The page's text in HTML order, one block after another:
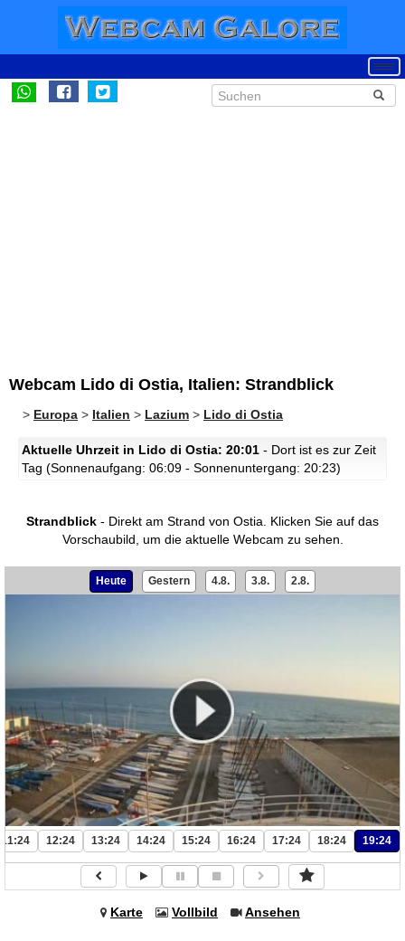
Webcam Lido di Ostia, Italien: Strandblick
> Europa > Italien > Lazium > Lido di Ostia
Aktuelle Uhrzeit in Lido di Ostia: 20:01 - Dort ist es zur Zeit
Tag (Sonnenaufgang: 06:09 - Sonnenuntergang: 20:23)
Strandblick - Direkt am Strand von Ostia.
Klicken Sie auf das
Vorschaubild, um die aktuelle Webcam zu sehen.
Heute Gestern 4.8. 3.8. 2.8.
11:24 12:24 13:24 14:24 15:24 16:24 17:24 18:24 19:24
Karte Vollbild Ansehen